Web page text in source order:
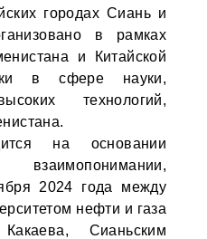
городах Сиань и
в рамках
и Китайской
в сфере науки,
технологий,
на основании
2024 года между
нефти и газа
Сианьским